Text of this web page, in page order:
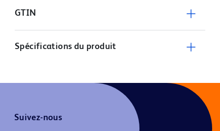
GTIN
Spécifications du produit
Suivez-nous